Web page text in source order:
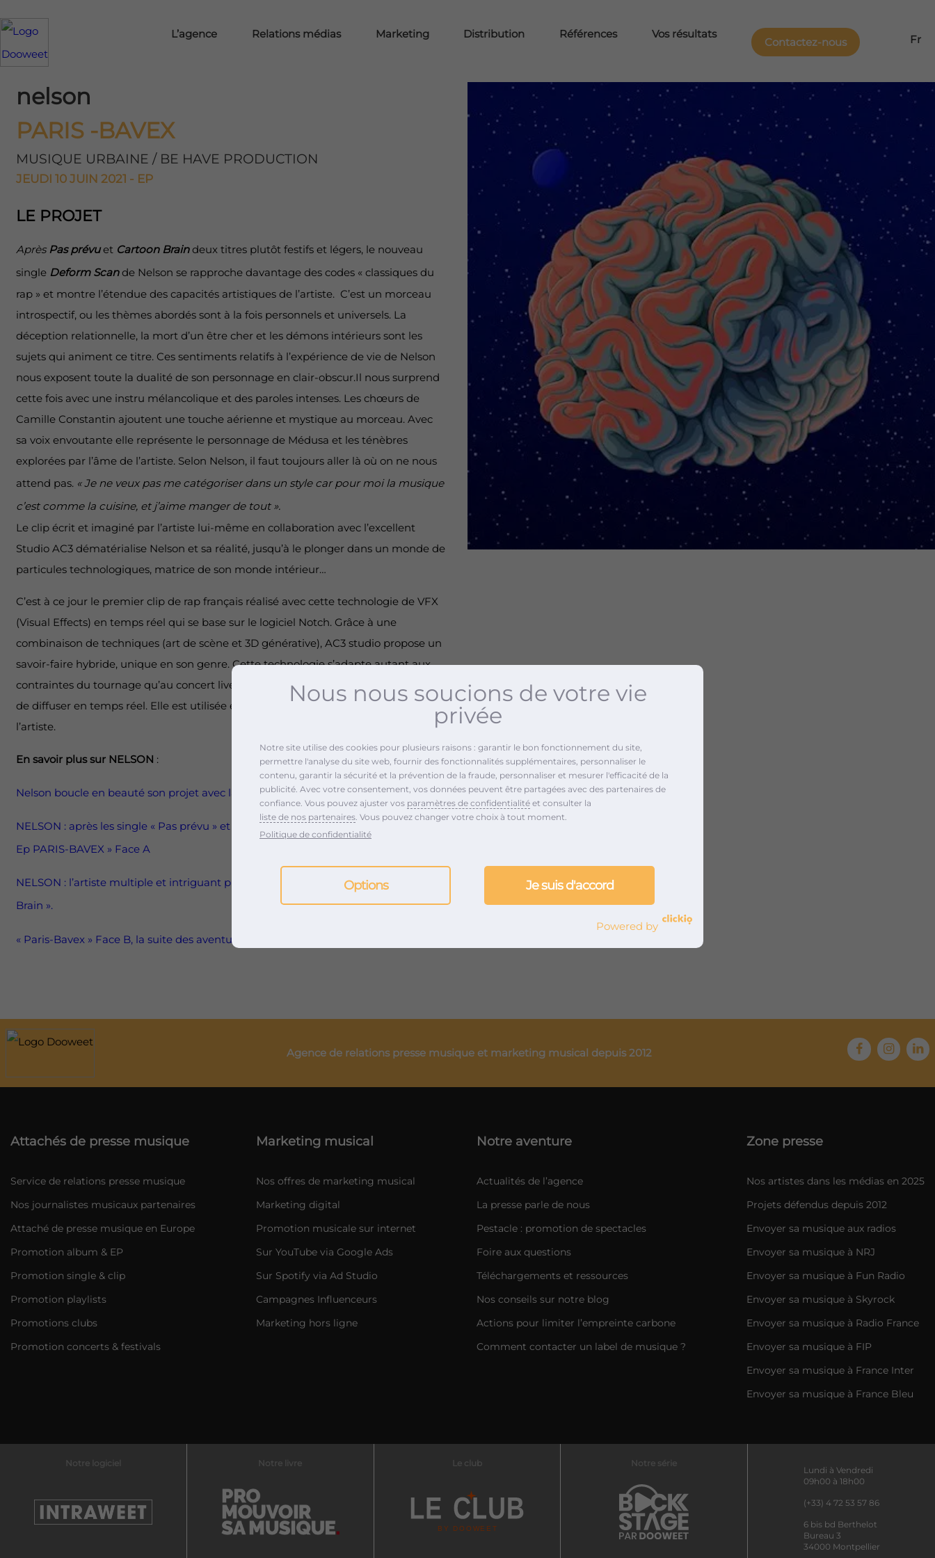
L’agence Relations médias Marketing Distribution Références Vos résultats
Contactez-nous Fr
nelson
PARIS -BAVEX
MUSIQUE URBAINE / BE HAVE PRODUCTION
JEUDI 10 JUIN 2021 - EP
LE PROJET
AprèsPas prévu et Cartoon Braindeux titres plutôt festifs et légers, le nouveau
single Deform Scande Nelson se rapproche davantage des codes « classiques du
rap » et montre l’étendue des capacités artistiques de l’artiste. C’est un morceau
introspectif, ou les thèmes abordés sont à la fois personnels et universels. La
déception relationnelle, la mort d’un être cher et les démons intérieurs sont les
sujets qui animent ce titre. Ces sentiments relatifs à l’expérience de vie de Nelson
nous exposent toute la dualité de son personnage en clair-obscur.Il nous surprend
cette fois avec une instru mélancolique et des paroles intenses. Les chœurs de
Camille Constantin ajoutent une touche aérienne et mystique au morceau. Avec
sa voix envoutante elle représente le personnage de Médusa et les ténèbres
explorées par l’âme de l’artiste. Selon Nelson, il faut toujours aller là où on ne nous
attend pas. « Je ne veux pas me catégoriser dans un style car pour moi la musique
c’est comme la cuisine, et j’aime manger de tout ».
​Le clip écrit et imaginé par l’artiste lui-même en collaboration avec l’excellent
Studio AC3 dématérialise Nelson et sa réalité, jusqu’à le plonger dans un monde de
particules technologiques, matrice de son monde intérieur…
C’est à ce jour le premier clip de rap français réalisé avec cette technologie de VFX
(Visual Effects) en temps réel qui se base sur le logiciel Notch. Grâce à une
combinaison de techniques (art de scène et 3D générative), AC3 studio propose un
savoir-faire hybride, unique en son genre. Cette technologie s’adapte autant aux
contraintes du tournage qu’au concert live et permet de modifier, de composer et
de diffuser en temps réel. Elle est utilisée également sur les concerts live de
l’artiste.
En savoir plus sur NELSON :
Nelson boucle en beauté son projet avec la sortie du clip « Outro » !
NELSON : après les single « Pas prévu » et « Cartoon Brain », découvrez son nouvel
Ep PARIS-BAVEX » Face A
NELSON : l’artiste multiple et intriguant présente son nouveau single « Cartoon
Brain ».
« Paris-Bavex » Face B, la suite des aventures de Nelson
Agence de relations presse musique et marketing musical depuis 2012
Attachés de presse musique
Service de relations presse musique
Nos journalistes musicaux partenaires
Attaché de presse musique en Europe
Promotion album & EP
Promotion single & clip
Promotion playlists
Promotions clubs
Promotion concerts & festivals
Marketing musical
Nos offres de marketing musical
Marketing digital
Promotion musicale sur internet
Sur YouTube via Google Ads
Sur Spotify via Ad Studio
Campagnes Influenceurs
Marketing hors ligne
Notre aventure
Actualités de l’agence
La presse parle de nous
Pestacle : promotion de spectacles
Foire aux questions
Téléchargements et ressources
Nos conseils sur notre blog
Actions pour limiter l’empreinte carbone
Comment contacter un label de musique ?
Zone presse
Nos artistes dans les médias en 2025
Projets défendus depuis 2012
Envoyer sa musique aux radios
Envoyer sa musique à NRJ
Envoyer sa musique à Fun Radio
Envoyer sa musique à Skyrock
Envoyer sa musique à Radio France
Envoyer sa musique à FIP
Envoyer sa musique à France Inter
Envoyer sa musique à France Bleu
Notre logiciel Notre livre Le club Notre série
Lundi à Vendredi
09h00 à 18h00
(+33) 4 72 53 57 86
6 bis bd Berthelot
Bureau 3
34000 Montpellier
Nous nous soucions de votre vie
privée
Notre site utilise des cookies pour plusieurs raisons : garantir le bon fonctionnement du site,
permettre l'analyse du site web, fournir des fonctionnalités supplémentaires, personnaliser le
contenu, garantir la sécurité et la prévention de la fraude, personnaliser et mesurer l'efficacité de la
publicité. Avec votre consentement, vos données peuvent être partagées avec des partenaires de
confiance. Vous pouvez ajuster vos paramètres de confidentialité et consulter la
liste de nos partenaires. Vous pouvez changer votre choix à tout moment.
Politique de confidentialité
Options Je suis d'accord
Powered by